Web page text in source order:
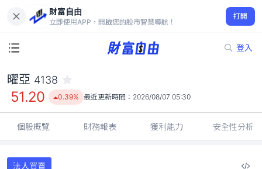
財富自由
立即使用APP，開啟您的股市智慧導航！
打開
登入
51.20
0.39%
曜亞 4138
51.20 0.39% 最近更新時間： 2026/08/07 05:30
個股概覽 財務報表 獲利能力 安全性分析
法人買賣